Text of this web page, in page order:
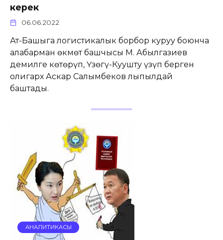
керек
06.06.2022
Ат-Башыга логистикалык борбор куруу боюнча
алабарман өкмөт башчысы М. Абылгазиев
демилге көтөрүп, Үзөңгү-Куушту үзүп берген
олигарх Аскар Салымбеков лыпылдай
баштады.
АНАЛИТИКАСЫ